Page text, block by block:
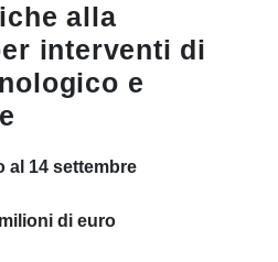
alla
interventi di
e
al 14 settembre
di euro